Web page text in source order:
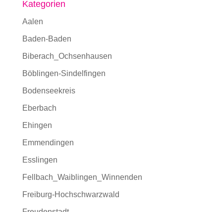
Kategorien
Aalen
Baden-Baden
Biberach_Ochsenhausen
Böblingen-Sindelfingen
Bodenseekreis
Eberbach
Ehingen
Emmendingen
Esslingen
Fellbach_Waiblingen_Winnenden
Freiburg-Hochschwarzwald